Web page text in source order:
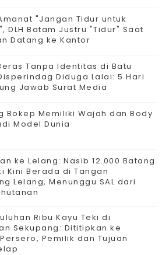
"Jangan Tidur untuk
DLH Batam Justru "Tidur" Saat
Datang ke Kantor
Tanpa Identitas di Batu
Diduga Lalai: 5 Hari
Jawab Surat Media
Bokep Memiliki Wajah dan Body
Model Dunia
ke Lelang: Nasib 12.000 Batang
Kini Berada di Tangan
Lelang, Menunggu SAL dari
Ribu Kayu Teki di
Sekupang: Dititipkan ke
Pemilik dan Tujuan